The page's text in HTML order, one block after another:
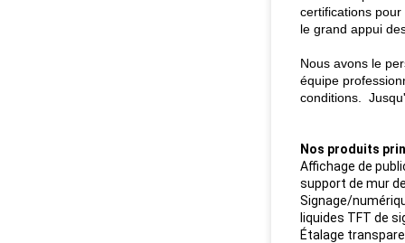
certifications
le grand appui
Nous avons le
équipe
conditions.
Nos produits
Affichage de
support de mur
Signage/
liquides TFT de
Étalage